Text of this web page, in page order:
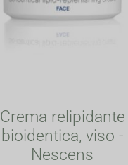
Crema relipidante
bioidentica, viso -
Nescens